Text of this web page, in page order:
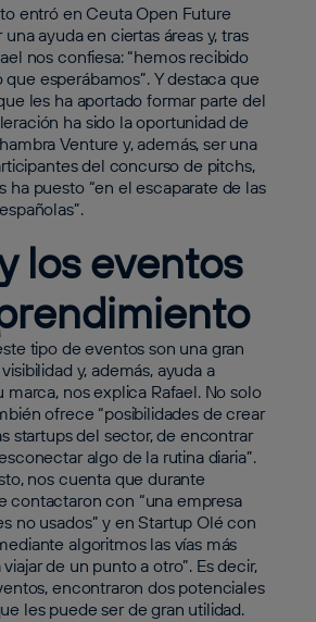
entró en Ceuta Open Future
ayuda en ciertas áreas y, tras
nos confiesa: “hemos recibido
esperábamos”. Y destaca que
les ha aportado formar parte del
ha sido la oportunidad de
Venture y, además, ser una
del concurso de pitchs,
ha puesto “en el escaparate de las
los eventos
tipo de eventos son una gran
y, además, ayuda a
marca, nos explica Rafael. No solo
ofrece “posibilidades de crear
startups del sector, de encontrar
algo de la rutina diaria”.
nos cuenta que durante
contactaron con “una empresa
no usados” y en Startup Olé con
algoritmos las vías más
de un punto a otro”. Es decir,
encontraron dos potenciales
les puede ser de gran utilidad.